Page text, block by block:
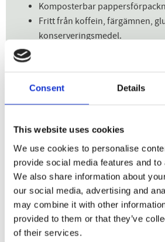
Consent Details
This website uses cookies
We use cookies to personalise
provide social media features and
We also share information about
our social media, advertising and
may combine it with other
provided to them or that they’ve
of their services.
Komposterbar
Fritt från koffein, färgämnen,
konserveringsmedel.
Dela med dig
Andra kunder
även: